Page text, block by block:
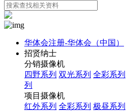
华体会注册-华体会（中国）
招贤纳士
分销摄像机
四野系列 双光系列 全彩系列
列
项目摄像机
红外系列 全彩系列 极昼系列